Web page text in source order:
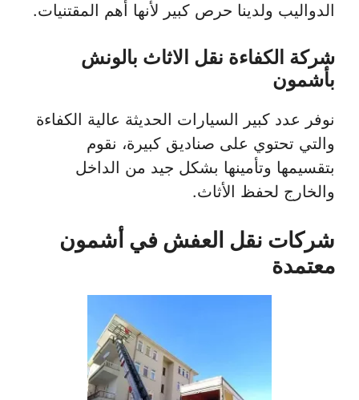
الدواليب ولدينا حرص كبير لأنها أهم المقتنيات.
شركة الكفاءة نقل الاثاث بالونش
بأشمون
نوفر عدد كبير السيارات الحديثة عالية الكفاءة
والتي تحتوي على صناديق كبيرة، نقوم
بتقسيمها وتأمينها بشكل جيد من الداخل
والخارج لحفظ الأثاث.
شركات نقل العفش في أشمون
معتمدة